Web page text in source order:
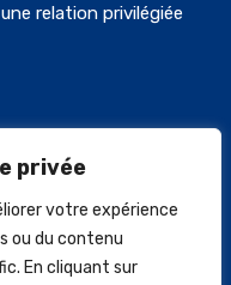
privée
votre expérience
ou du contenu
En cliquant sur
relation privilégiée